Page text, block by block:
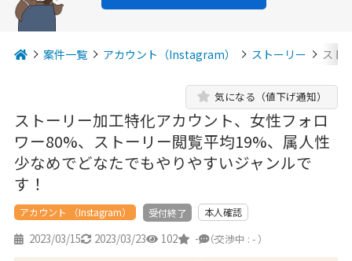
案件一覧 アカウント（Instagram） ストーリー スト
ストーリー加工特化アカウント、女性フォロ
ワー80%、ストーリー閲覧平均19%、属人性
少なめでどなたでもやりやすいジャンルで
す！
気になる（値下げ通知）
アカウント （Instagram） 受付終了 本人確認
2023/03/15 2023/03/23 102 - -
（交渉中 : - ）